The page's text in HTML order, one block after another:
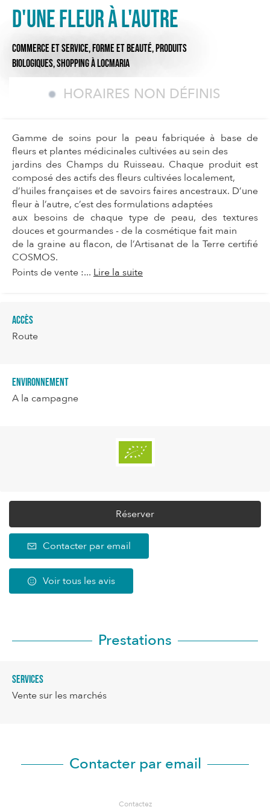
D'une fleur à l'autre
COMMERCE ET SERVICE,FORME ET BEAUTÉ,PRODUITS
BIOLOGIQUES,SHOPPINGÀ LOCMARIA
HORAIRES NON DÉFINIS
Gamme de soins pour la peau fabriquée à base de
fleurs et plantes médicinales cultivées au sein des
jardins des Champs du Ruisseau. Chaque produit est
composé des actifs des fleurs cultivées localement,
d’huiles françaises et de savoirs faires ancestraux. D’une
fleur à l’autre, c’est des formulations adaptées
aux besoins de chaque type de peau, des textures
douces et gourmandes - de la cosmétique fait main
de la graine au flacon, de l’Artisanat de la Terre certifié
COSMOS.
Points de vente :... Lire la suite
Accès
Route
Environnement
A la campagne
Réserver
Contacter par email
Voir tous les avis
Prestations
Services
Vente sur les marchés
Contacter par email
Contactez